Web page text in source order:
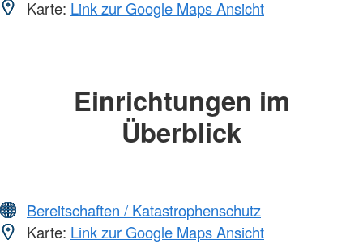
Karte: Link zur Google Maps Ansicht
Einrichtungen im
Überblick
Bereitschaften / Katastrophenschutz
Karte: Link zur Google Maps Ansicht